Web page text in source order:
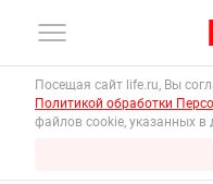
Посещая сайт life.ru, Вы
Политикой обработки
файлов cookie, указанных в